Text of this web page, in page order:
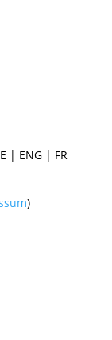
| ENG | FR
)